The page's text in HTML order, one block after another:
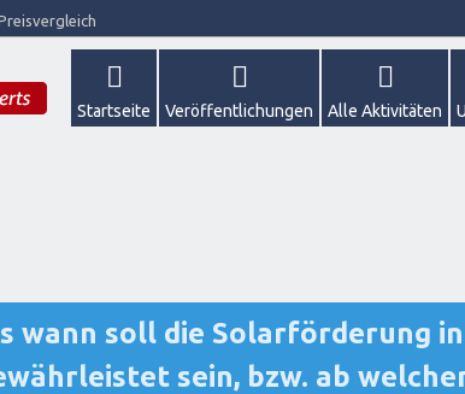
Startseite Veröffentlichungen Alle Aktivitäten
wann soll die Solarförderung
sein, bzw. ab